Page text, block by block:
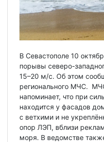
В Севастополе 10
порывы северо-
15–20 м/с. Об этом
регионального МЧС.
напоминает, что при
находится у фасадов
с ветхими и не
опор ЛЭП, вблизи
моря. В ведомстве